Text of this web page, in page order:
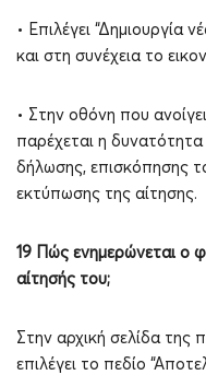
• Επιλέγει “Δημιουργία
και στη συνέχεια το
• Στην οθόνη που
παρέχεται η
δήλωσης, επισκόπησης
εκτύπωσης της αίτησης.
19 Πώς ενημερώνεται ο
αίτησής του;
Στην αρχική σελίδα
επιλέγει το πεδίο